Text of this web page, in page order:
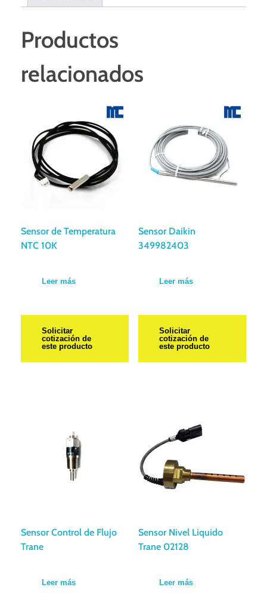
Productos
relacionados
Sensor de Temperatura
NTC 10K
Leer más
Solicitar
cotización de
este producto
Sensor Daikin
349982403
Leer más
Solicitar
cotización de
este producto
Sensor Control de Flujo
Trane
Leer más
Sensor Nivel Liquido
Trane 02128
Leer más